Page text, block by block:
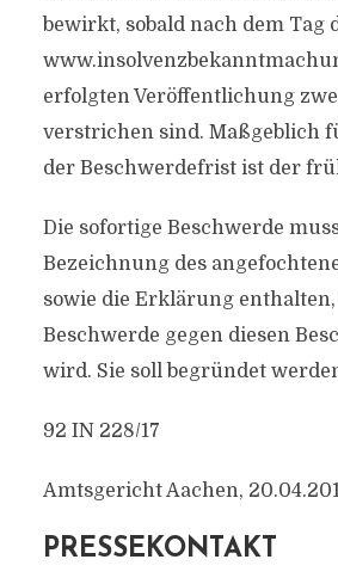
bewirkt, sobald nach dem Tag
erfolgten Veröffentlichung
verstrichen sind. Maßgeblich
der Beschwerdefrist ist der
Die sofortige Beschwerde
Bezeichnung des
sowie die Erklärung enthalten,
Beschwerde gegen diesen
wird. Sie soll begründet
92 IN 228/17
Amtsgericht Aachen,
PRESSEKONTAKT